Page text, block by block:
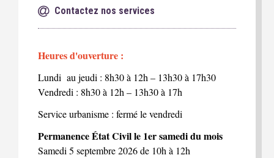
Contactez nos services
Heures d'ouverture :
Lundi au jeudi : 8h30 à 12h – 13h30 à 17h30
Vendredi : 8h30 à 12h – 13h30 à 17h
Service urbanisme : fermé le vendredi
Permanence État Civil le 1er samedi du mois
Samedi 5 septembre 2026 de 10h à 12h